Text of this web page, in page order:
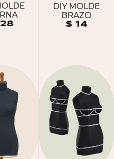
DIY MOLDE
BRAZO
$ 14